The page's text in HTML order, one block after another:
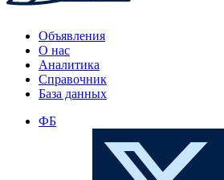
Объявления
О нас
Аналитика
Справочник
База данных
ФБ